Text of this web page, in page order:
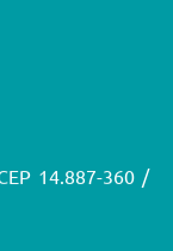
14.887-360 /